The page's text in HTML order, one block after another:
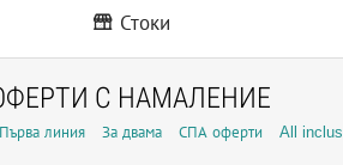
Стоки
С НАМАЛЕНИЕ
Първа линия За двама СПА оферти All